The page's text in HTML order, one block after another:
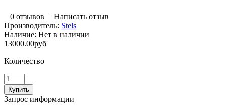
0 отзывов | Написать отзыв
Производитель: Stels
Наличие: Нет в наличии
13000.00руб
Количество
Запрос информации